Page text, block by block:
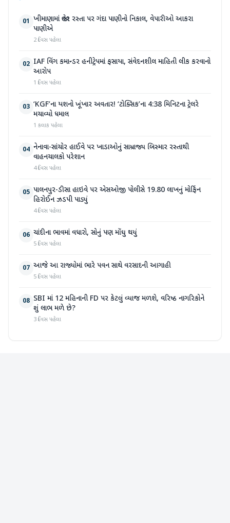
01 ખીમાણામાં જાહેર રસ્તા પર ગંદા પાણીનો નિકાલ, વેપારીઓ આકરા
પાણીએ
2 દિવસ પહેલા
02 IAF વિંગ કમાન્ડર હનીટ્રેપમાં ફસાયા, સંવેદનશીલ માહિતી લીક કરવાનો
આરોપ
1 દિવસ પહેલા
03 ‘KGF’ના યશનો ખૂંખાર અવતાર! ‘ટોક્સિક’ના 4:38 મિનિટના ટ્રેલરે
મચાવ્યો ધમાલ
1 કલાક પહેલા
04 નેનાવા-સાંચોર હાઈવે પર ખાડાઓનું સામ્રાજ્ય બિસ્માર રસ્તાથી
વાહનચાલકો પરેશાન
4 દિવસ પહેલા
05 પાલનપુર-ડીસા હાઇવે પર એસઓજી પોલીસે 19.80 લાખનું મોર્ફિન
હિરોઈન ઝડપી પાડ્યું
4 દિવસ પહેલા
06 ચાંદીના ભાવમાં વધારો, સોનું પણ મોંઘુ થયું
5 દિવસ પહેલા
07 આજે આ રાજ્યોમાં ભારે પવન સાથે વરસાદની આગાહી
5 દિવસ પહેલા
08 SBI માં 12 મહિનાની FD પર કેટલું વ્યાજ મળશે, વરિષ્ઠ નાગરિકોને
શું લાભ મળે છે?
3 દિવસ પહેલા